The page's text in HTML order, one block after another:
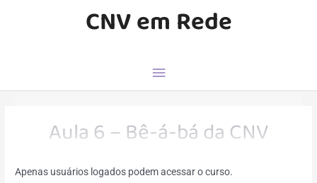
CNV em Rede
Aula 6 – Bê-á-bá da CNV
Apenas usuários logados podem acessar o curso.